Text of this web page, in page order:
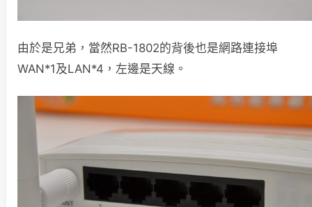
由於是兄弟，當然RB-1802的背後也是網路連接埠
WAN*1及LAN*4，左邊是天線。